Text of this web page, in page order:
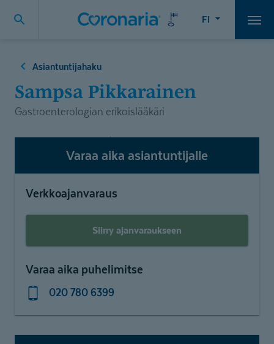
FI
Asiantuntijahaku
Sampsa Pikkarainen
Gastroenterologian erikoislääkäri
Varaa aika asiantuntijalle
Verkkoajanvaraus
Siirry ajanvaraukseen
Varaa aika puhelimitse
020 780 6399